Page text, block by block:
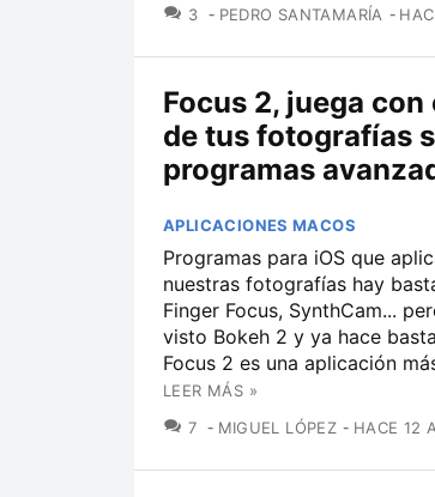
3 COMENTARIOS
PEDRO SANTAMARÍA
Focus 2, juega
de tus fotografías
programas
APLICACIONES MACOS
Programas para iOS que
nuestras fotografías hay
Finger Focus, SynthCam...
visto Bokeh 2 y ya hace
Focus 2 es una aplicación
LEER MÁS »
7 COMENTARIOS
MIGUEL LÓPEZ HACE 12